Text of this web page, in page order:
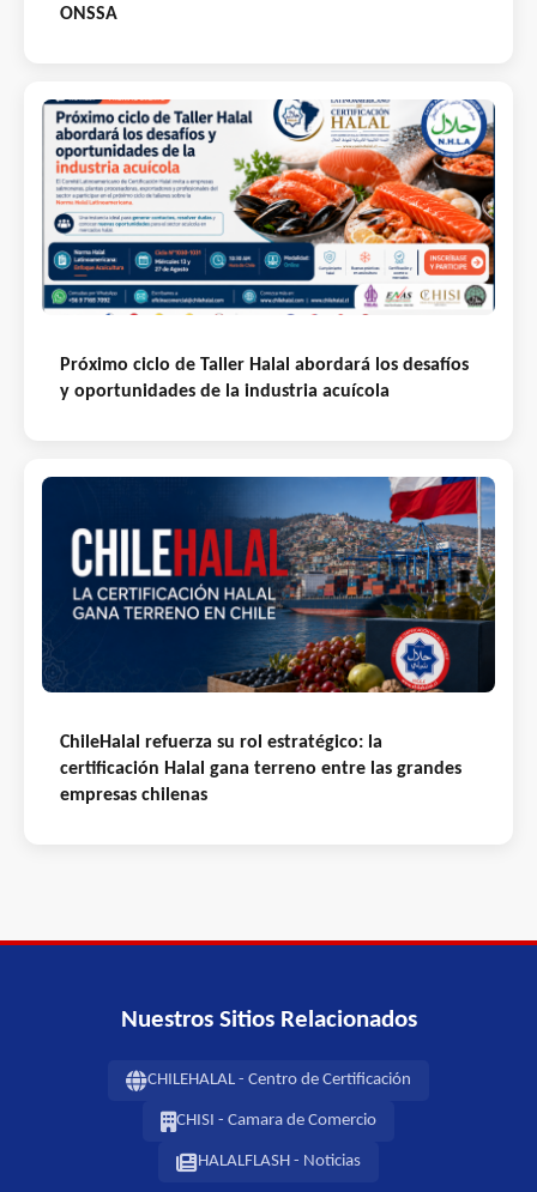
ONSSA
Próximo ciclo de Taller Halal abordará los desafíos
y oportunidades de la industria acuícola
ChileHalal refuerza su rol estratégico: la
certificación Halal gana terreno entre las grandes
empresas chilenas
Nuestros Sitios Relacionados
CHILEHALAL - Centro de Certificación
CHISI - Camara de Comercio
HALALFLASH - Noticias